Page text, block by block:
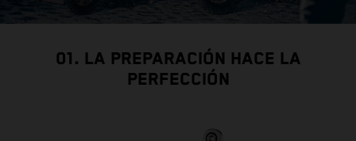
01. LA PREPARACIÓN HACE LA
PERFECCIÓN